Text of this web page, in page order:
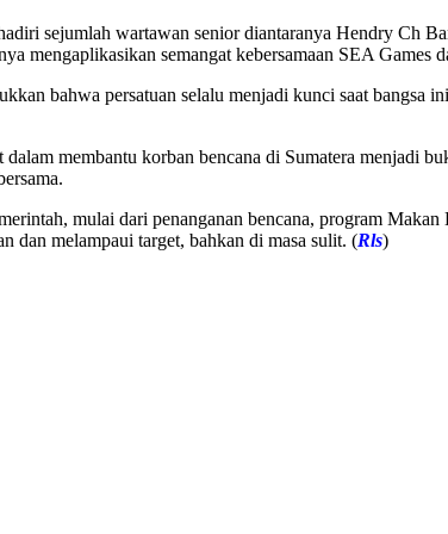
sejumlah wartawan senior diantaranya Hendry Ch
mengaplikasikan semangat kebersamaan SEA Games
bahwa persatuan selalu menjadi kunci saat bangsa
membantu korban bencana di Sumatera menjadi
mulai dari penanganan bencana, program
dan melampaui target, bahkan di masa sulit. (Rls)